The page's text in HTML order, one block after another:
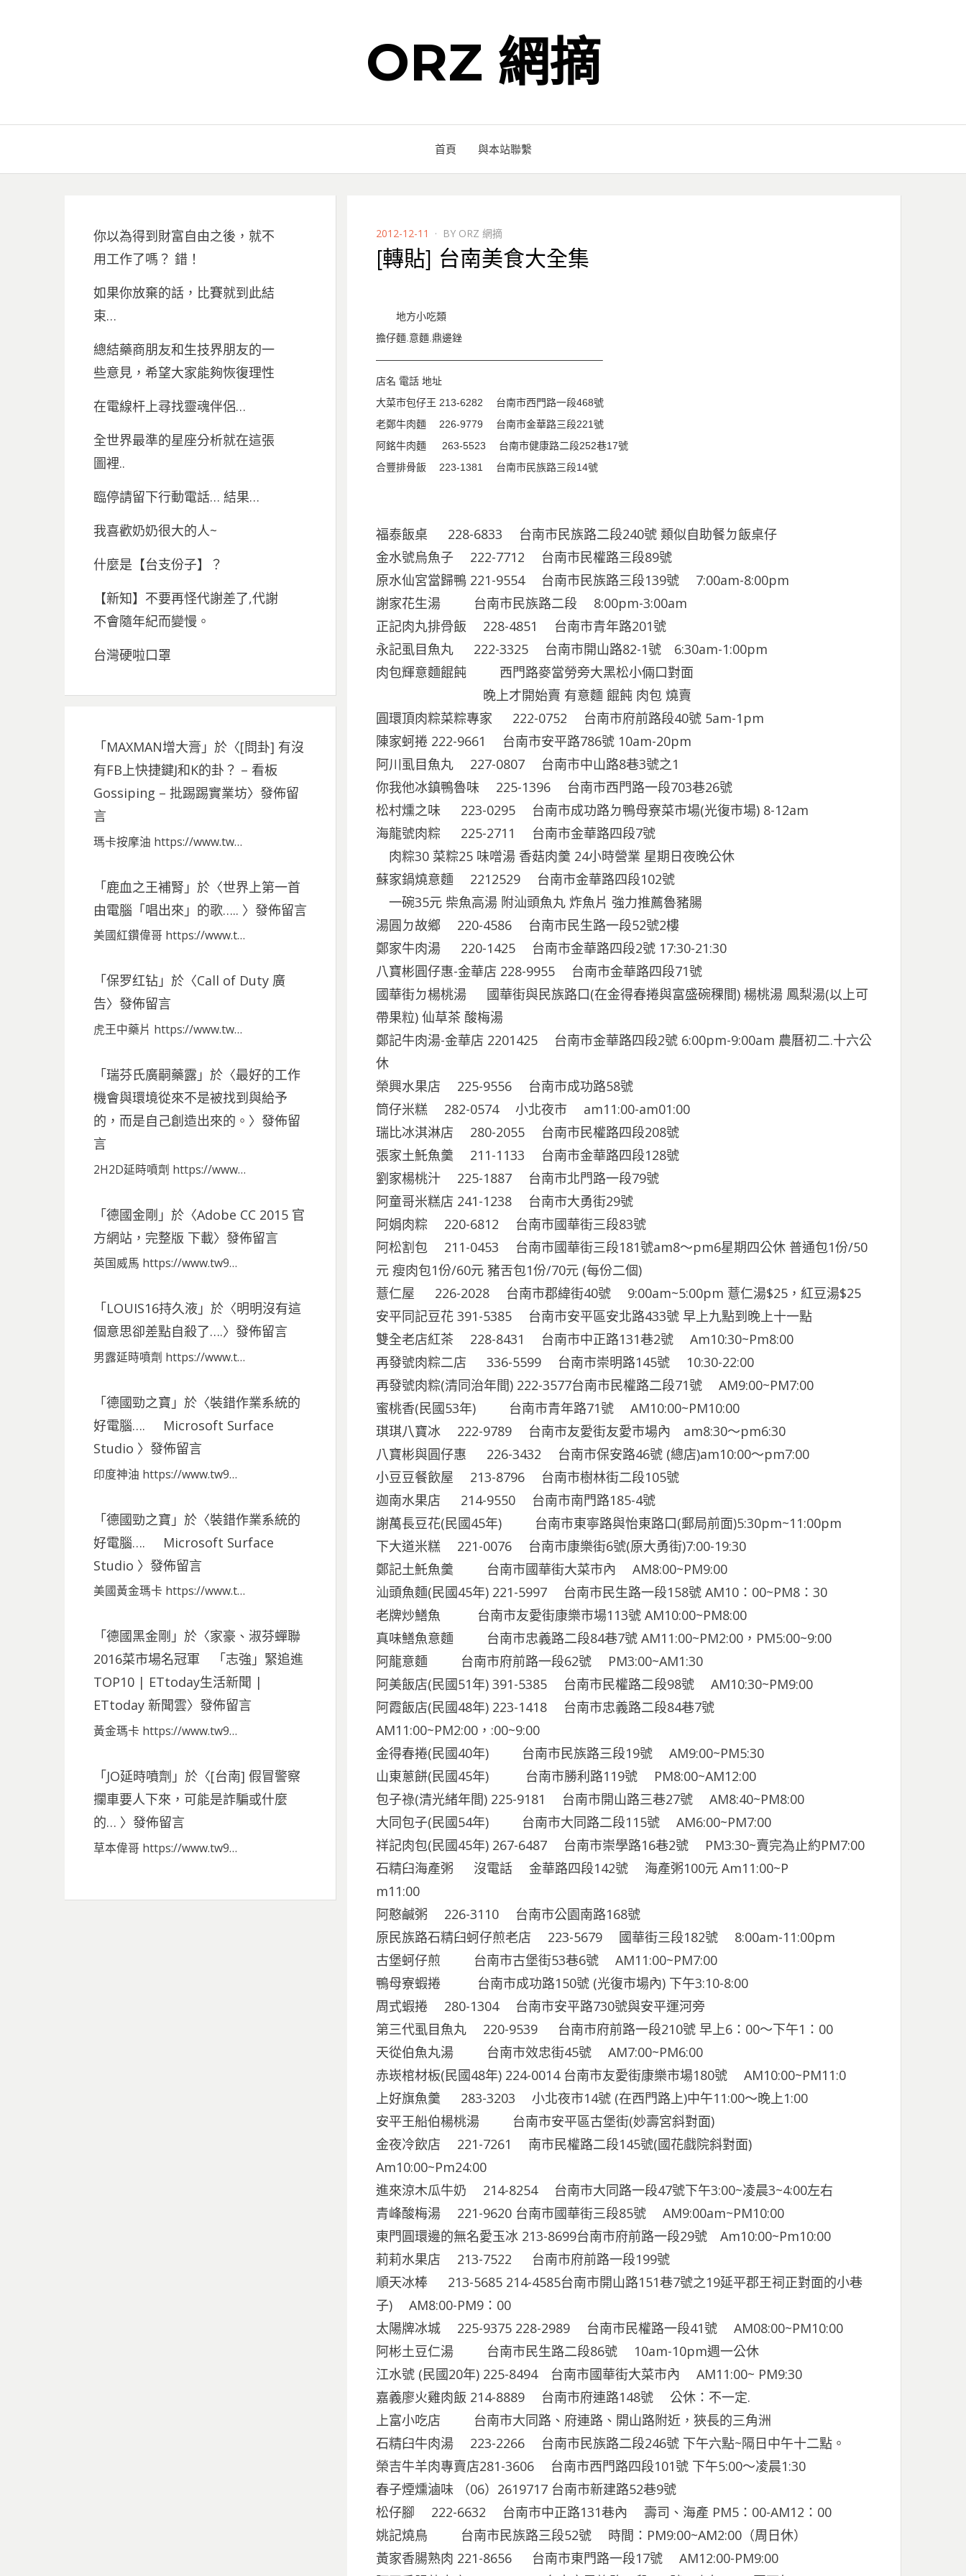
ORZ 網摘
首頁 與本站聯繫
POSTED
ON
2012-12-11 BY ORZ 網摘
[轉貼] 台南美食大全集
地方小吃類
擔仔麵.意麵.鼎邊銼
——————————————————————–
店名 電話 地址
大菜市包仔王 213-6282 台南市西門路一段468號
老鄭牛肉麵 226-9779 台南市金華路三段221號
阿銘牛肉麵 263-5523 台南市健康路二段252巷17號
合豐排骨飯 223-1381 台南市民族路三段14號
福泰飯桌 228-6833 台南市民族路二段240號 類似自助餐ㄉ飯桌仔
金水號烏魚子 222-7712 台南市民權路三段89號
原水仙宮當歸鴨 221-9554 台南市民族路三段139號 7:00am-8:00pm
謝家花生湯 台南市民族路二段 8:00pm-3:00am
正記肉丸排骨飯 228-4851 台南市青年路201號
永記虱目魚丸 222-3325 台南市開山路82-1號 6:30am-1:00pm
肉包輝意麵餛飩 西門路麥當勞旁大黑松小倆口對面
晚上才開始賣 有意麵 餛飩 肉包 燒賣
圓環頂肉粽菜粽專家 222-0752 台南市府前路段40號 5am-1pm
陳家蚵捲 222-9661 台南市安平路786號 10am-20pm
阿川虱目魚丸 227-0807 台南市中山路8巷3號之1
你我他冰鎮鴨魯味 225-1396 台南市西門路一段703巷26號
松村燻之味 223-0295 台南市成功路ㄉ鴨母寮菜市場(光復市場) 8-12am
海龍號肉粽 225-2711 台南市金華路四段7號
肉粽30 菜粽25 味噌湯 香菇肉羹 24小時營業 星期日夜晚公休
蘇家鍋燒意麵 2212529 台南市金華路四段102號
一碗35元 柴魚高湯 附汕頭魚丸 炸魚片 強力推薦魯豬腸
湯圓ㄉ故鄉 220-4586 台南市民生路一段52號2樓
鄭家牛肉湯 220-1425 台南市金華路四段2號 17:30-21:30
八寶彬圓仔惠-金華店 228-9955 台南市金華路四段71號
國華街ㄉ楊桃湯 國華街與民族路口(在金得春捲與富盛碗稞間) 楊桃湯 鳳梨湯(以上可
帶果粒) 仙草茶 酸梅湯
鄭記牛肉湯-金華店 2201425 台南市金華路四段2號 6:00pm-9:00am 農曆初二.十六公
休
榮興水果店 225-9556 台南市成功路58號
筒仔米糕 282-0574 小北夜市 am11:00-am01:00
瑞比冰淇淋店 280-2055 台南市民權路四段208號
張家土魠魚羹 211-1133 台南市金華路四段128號
劉家楊桃汁 225-1887 台南市北門路一段79號
阿童哥米糕店 241-1238 台南市大勇街29號
阿娟肉粽 220-6812 台南市國華街三段83號
阿松割包 211-0453 台南市國華街三段181號am8～pm6星期四公休 普通包1份/50
元 瘦肉包1份/60元 豬舌包1份/70元 (每份二個)
薏仁屋 226-2028 台南市郡緯街40號 9:00am~5:00pm 薏仁湯$25，紅豆湯$25
安平同記豆花 391-5385 台南市安平區安北路433號 早上九點到晚上十一點
雙全老店紅茶 228-8431 台南市中正路131巷2號 Am10:30~Pm8:00
再發號肉粽二店 336-5599 台南市崇明路145號 10:30-22:00
再發號肉粽(清同治年間) 222-3577台南市民權路二段71號 AM9:00~PM7:00
蜜桃香(民國53年) 台南市青年路71號 AM10:00~PM10:00
琪琪八寶冰 222-9789 台南市友愛街友愛市場內 am8:30～pm6:30
八寶彬與圓仔惠 226-3432 台南市保安路46號 (總店)am10:00～pm7:00
小豆豆餐飲屋 213-8796 台南市樹林街二段105號
迦南水果店 214-9550 台南市南門路185-4號
謝萬長豆花(民國45年) 台南市東寧路與怡東路口(郵局前面)5:30pm~11:00pm
下大道米糕 221-0076 台南市康樂街6號(原大勇街)7:00-19:30
鄭記土魠魚羹 台南市國華街大菜市內 AM8:00~PM9:00
汕頭魚麵(民國45年) 221-5997 台南市民生路一段158號 AM10：00~PM8：30
老牌炒鱔魚 台南市友愛街康樂市場113號 AM10:00~PM8:00
真味鱔魚意麵 台南市忠義路二段84巷7號 AM11:00~PM2:00，PM5:00~9:00
阿龍意麵 台南市府前路一段62號 PM3:00~AM1:30
阿美飯店(民國51年) 391-5385 台南市民權路二段98號 AM10:30~PM9:00
阿霞飯店(民國48年) 223-1418 台南市忠義路二段84巷7號
AM11:00~PM2:00，:00~9:00
金得春捲(民國40年) 台南市民族路三段19號 AM9:00~PM5:30
山東蔥餅(民國45年) 台南市勝利路119號 PM8:00~AM12:00
包子祿(清光緒年間) 225-9181 台南市開山路三巷27號 AM8:40~PM8:00
大同包子(民國54年) 台南市大同路二段115號 AM6:00~PM7:00
祥記肉包(民國45年) 267-6487 台南市崇學路16巷2號 PM3:30~賣完為止約PM7:00
石精臼海產粥 沒電話 金華路四段142號 海產粥100元 Am11:00~P
m11:00
阿憨鹹粥 226-3110 台南市公園南路168號
原民族路石精臼蚵仔煎老店 223-5679 國華街三段182號 8:00am-11:00pm
古堡蚵仔煎 台南市古堡街53巷6號 AM11:00~PM7:00
鴨母寮蝦捲 台南市成功路150號 (光復市場內) 下午3:10-8:00
周式蝦捲 280-1304 台南市安平路730號與安平運河旁
第三代虱目魚丸 220-9539 台南市府前路一段210號 早上6：00～下午1：00
天從伯魚丸湯 台南市效忠街45號 AM7:00~PM6:00
赤崁棺材板(民國48年) 224-0014 台南市友愛街康樂市場180號 AM10:00~PM11:0
上好旗魚羹 283-3203 小北夜市14號 (在西門路上)中午11:00～晚上1:00
安平王船伯楊桃湯 台南市安平區古堡街(妙壽宮斜對面)
金夜冷飲店 221-7261 南市民權路二段145號(國花戲院斜對面)
Am10:00~Pm24:00
進來涼木瓜牛奶 214-8254 台南市大同路一段47號下午3:00~凌晨3~4:00左右
青峰酸梅湯 221-9620 台南市國華街三段85號 AM9:00am~PM10:00
東門圓環邊的無名愛玉冰 213-8699台南市府前路一段29號 Am10:00~Pm10:00
莉莉水果店 213-7522 台南市府前路一段199號
順天冰棒 213-5685 214-4585台南市開山路151巷7號之19延平郡王祠正對面的小巷
子) AM8:00-PM9：00
太陽牌冰城 225-9375 228-2989 台南市民權路一段41號 AM08:00~PM10:00
阿彬土豆仁湯 台南市民生路二段86號 10am-10pm週一公休
江水號 (民國20年) 225-8494 台南市國華街大菜市內 AM11:00~ PM9:30
嘉義廖火雞肉飯 214-8889 台南市府連路148號 公休：不一定.
上富小吃店 台南市大同路、府連路、開山路附近，狹長的三角洲
石精臼牛肉湯 223-2266 台南市民族路二段246號 下午六點~隔日中午十二點。
榮吉牛羊肉專賣店281-3606 台南市西門路四段101號 下午5:00～凌晨1:30
春子煙燻滷味 （06）2619717 台南市新建路52巷9號
松仔腳 222-6632 台南市中正路131巷內 壽司、海產 PM5：00-AM12：00
姚記燒鳥 台南市民族路三段52號 時間：PM9:00~AM2:00（周日休）
黃家香腸熟肉 221-8656 台南市東門路一段17號 AM12:00-PM9:00
你以為得到財富自由之後，就不
用工作了嗎？ 錯！
如果你放棄的話，比賽就到此結
束…
總結藥商朋友和生技界朋友的一
些意見，希望大家能夠恢復理性
在電線杆上尋找靈魂伴侶…
全世界最準的星座分析就在這張
圖裡..
臨停請留下行動電話… 結果…
我喜歡奶奶很大的人~
什麼是【台支份子】？
【新知】不要再怪代謝差了,代謝
不會隨年紀而變慢。
台灣硬啦口罩
「MAXMAN增大膏 」於〈[問卦] 有沒
有FB上快捷鍵J和K的卦？ – 看板
Gossiping – 批踢踢實業坊〉發佈留
言
瑪卡按摩油 https://www.tw…
「鹿血之王補腎 」於〈世界上第一首
由電腦「唱出來」的歌….. 〉發佈留言
美國紅鑽偉哥 https://www.t…
「保罗红钻」於〈Call of Duty 廣
告〉發佈留言
虎王中藥片 https://www.tw…
「瑞芬氏廣嗣藥露」於〈最好的工作
機會與環境從來不是被找到與給予
的，而是自己創造出來的。 〉發佈留
言
2H2D延時噴劑 https://www…
「德國金剛 」於〈Adobe CC 2015 官
方網站，完整版 下載〉發佈留言
英国威馬 https://www.tw9…
「LOUIS16持久液」於〈明明沒有這
個意思卻差點自殺了….〉發佈留言
男露延時噴劑 https://www.t…
「德國勁之寶 」於〈裝錯作業系統的
好電腦…. Microsoft Surface
Studio 〉發佈留言
印度神油 https://www.tw9…
「德國勁之寶 」於〈裝錯作業系統的
好電腦…. Microsoft Surface
Studio 〉發佈留言
美國黃金瑪卡 https://www.t…
「德國黑金剛 」於〈家豪、淑芬蟬聯
2016菜市場名冠軍 「志強」緊追進
TOP10 | ETtoday生活新聞 |
ETtoday 新聞雲〉發佈留言
黃金瑪卡 https://www.tw9…
「JO延時噴劑 」於〈[台南] 假冒警察
攔車要人下來，可能是詐騙或什麼
的… 〉發佈留言
草本偉哥 https://www.tw9…